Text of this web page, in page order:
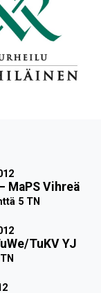
MaPS Vihreä
5 TN
TuKV YJ